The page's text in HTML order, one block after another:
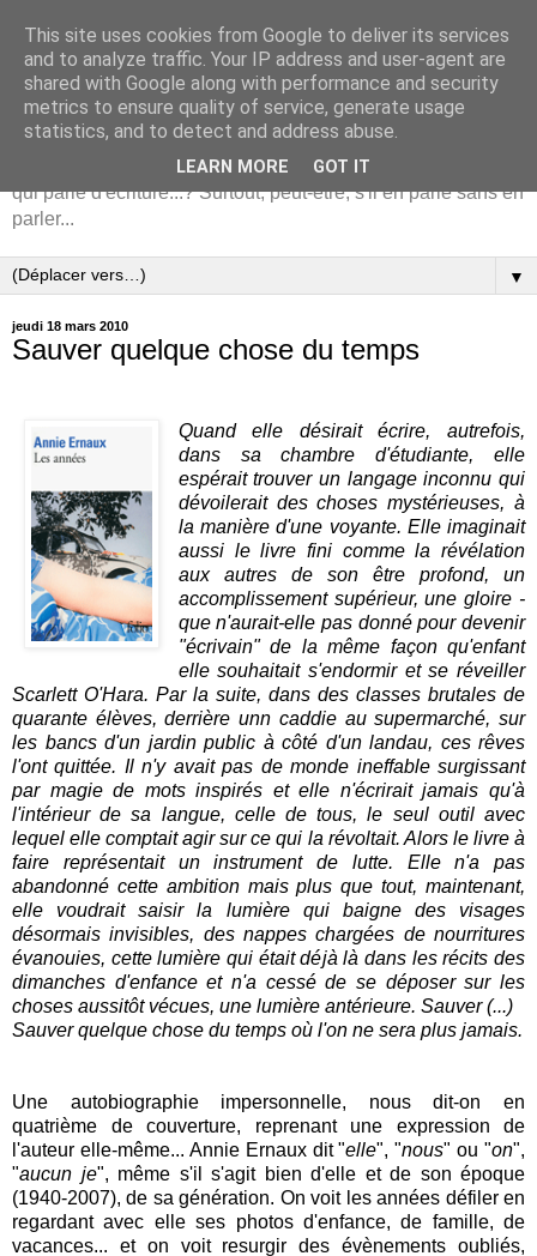
écrire ... pourquoi ?
comment ?
Pour qui aime écrire, quoi de plus intéressant qu'un auteur
qui parle d'écriture...? Surtout, peut-être, s'il en parle sans en
parler...
▼
jeudi 18 mars 2010
Sauver quelque chose du temps
Quand elle désirait écrire, autrefois,
dans sa chambre d'étudiante, elle
espérait trouver un langage inconnu qui
dévoilerait des choses mystérieuses, à
la manière d'une voyante. Elle imaginait
aussi le livre fini comme la révélation
aux autres de son être profond, un
accomplissement supérieur, une gloire -
que n'aurait-elle pas donné pour devenir
"écrivain" de la même façon qu'enfant
elle souhaitait s'endormir et se réveiller
Scarlett O'Hara. Par la suite, dans des classes brutales de
quarante élèves, derrière unn caddie au supermarché, sur
les bancs d'un jardin public à côté d'un landau, ces rêves
l'ont quittée. Il n'y avait pas de monde ineffable surgissant
par magie de mots inspirés et elle n'écrirait jamais qu'à
l'intérieur de sa langue, celle de tous, le seul outil avec
lequel elle comptait agir sur ce qui la révoltait. Alors le livre à
faire représentait un instrument de lutte. Elle n'a pas
abandonné cette ambition mais plus que tout, maintenant,
elle voudrait saisir la lumière qui baigne des visages
désormais invisibles, des nappes chargées de nourritures
évanouies, cette lumière qui était déjà là dans les récits des
dimanches d'enfance et n'a cessé de se déposer sur les
choses aussitôt vécues, une lumière antérieure. Sauver (...)
Sauver quelque chose du temps où l'on ne sera plus jamais.
Une autobiographie impersonnelle, nous dit-on en
quatrième de couverture, reprenant une expression de
l'auteur elle-même... Annie Ernaux dit "elle", "nous" ou "on",
"aucun je", même s'il s'agit bien d'elle et de son époque
(1940-2007), de sa génération. On voit les années défiler en
regardant avec elle ses photos d'enfance, de famille, de
vacances... et on voit resurgir des évènements oubliés,
This site uses cookies from Google to deliver its services
and to analyze traffic. Your IP address and user-agent are
shared with Google along with performance and security
metrics to ensure quality of service, generate usage
statistics, and to detect and address abuse.
LEARN MORE GOT IT